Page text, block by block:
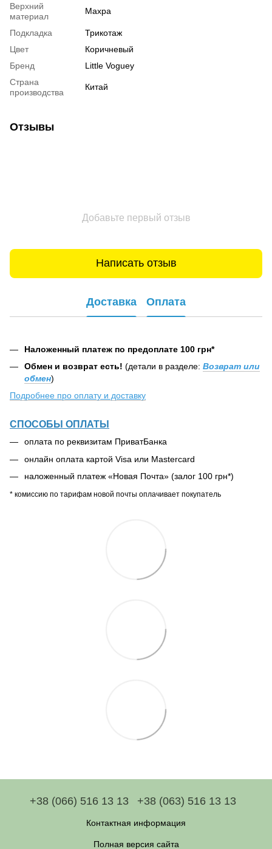
Верхний
материал
Махра
Подкладка
Трикотаж
Цвет
Коричневый
Бренд
Little Voguey
Страна
производства
Китай
Отзывы
Добавьте первый отзыв
Написать отзыв
Доставка Оплата
Наложенный платеж по предоплате 100 грн*
Обмен и возврат есть! (детали в разделе: Возврат или
обмен)
Подробнее про оплату и доставку
СПОСОБЫ ОПЛАТЫ
оплата по реквизитам ПриватБанка
онлайн оплата картой Visa или Mastercard
наложенный платеж «Новая Почта» (залог 100 грн*)
* комиссию по тарифам новой почты оплачивает покупатель
+38 (066) 516 13 13 +38 (063) 516 13 13
Контактная информация
Полная версия сайта